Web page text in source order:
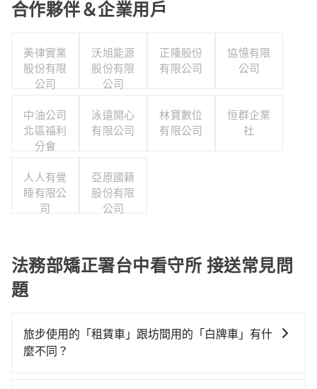
合作夥伴＆企業用戶
美律實業
股份有限
公司
沃旭能源
股份有限
公司
正隆股份
有限公司
協憶有限
公司
中油公司
北區福利
分會
泳遠開心
有限公司
林寶數位
有限公司
恒群企業
社
人人有覺
睡有限公
司
亞原國籍
股份有限
公司
法務部矯正署台中看守所 接送常見問
題
旅步使用的「租賃車」跟坊間用的「白牌車」有什
麼不同？